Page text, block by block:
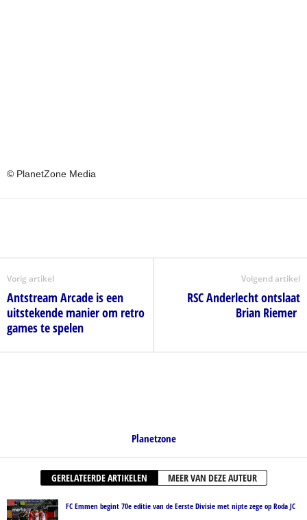
© PlanetZone Media
Vorig artikel
Antstream Arcade is een
uitstekende manier om retro
games te spelen
Volgend artikel
RSC Anderlecht ontslaat
Brian Riemer
Planetzone
GERELATEERDE ARTIKELEN MEER VAN DEZE AUTEUR
FC Emmen begint 70e editie van de Eerste Divisie met nipte zege op Roda JC